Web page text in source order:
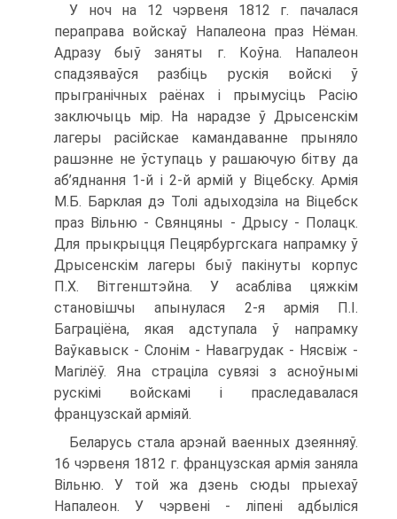
У ноч на 12 чэрвеня 1812 г. пачалася
пераправа войскаў Напалеона праз Нёман.
Адразу быў заняты г. Коўна. Напалеон
спадзяваўся разбіць рускія войскі ў
прыгранічных раёнах і прымусіць Расію
заключыць мір. На нарадзе ў Дрысенскім
лагеры расійскае камандаванне прыняло
рашэнне не ўступаць у рашаючую бітву да
аб’яднання 1-й і 2-й армій у Віцебску. Армія
М.Б. Барклая дэ Толі адыходзіла на Віцебск
праз Вільню - Свянцяны - Дрысу - Полацк.
Для прыкрыцця Пецярбургскага напрамку ў
Дрысенскім лагеры быў пакінуты корпус
П.Х. Вітгенштэйна. У асабліва цяжкім
становішчы апынулася 2-я армія П.І.
Баграціёна, якая адступала ў напрамку
Ваўкавыск - Слонім - Навагрудак - Нясвіж -
Магілёў. Яна страціла сувязі з асноўнымі
рускімі войскамі і праследавалася
французскай арміяй.
Беларусь стала арэнай ваенных дзеянняў.
16 чэрвеня 1812 г. французская армія заняла
Вільню. У той жа дзень сюды прыехаў
Напалеон. У чэрвені - ліпені адбыліся